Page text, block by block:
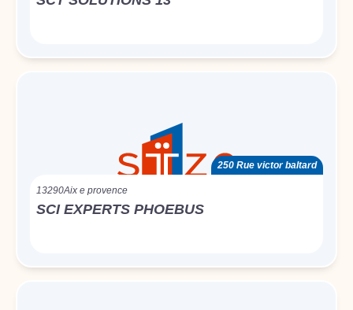
250 Rue victor baltard
13290Aix e provence
SCI EXPERTS PHOEBUS